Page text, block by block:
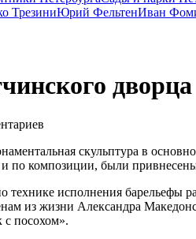
ТрезиниЮрий ФельтенИван
дворца
скульптура в
по композиции, были
исполнения барельефы
из жизни Александра
посохом».